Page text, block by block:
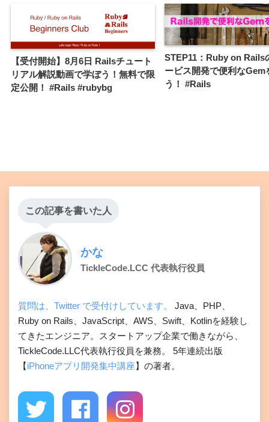
【受付開始】8月6日 Railsチュート
リアル解説動画で学ぼう！無料で限
定公開！ #Rails #rubybg
STEP11：Ruby on Rails
ービス開発で便利なGem
う！ #Rails
この記事を書いた人
かな
TickleCode.LCC 代表執行役員
質問は、Twitter で受付けしています。
Java、PHP、
Ruby on Rails、JavaScript、AWS、Swift、Kotlinを経験し
てきたエンジニア。スタートアップ企業で働きながら、
TickleCode.LLC代表執行役員を兼務。 5年連続出版
【iPhoneアプリ開発集中講座】の著者。